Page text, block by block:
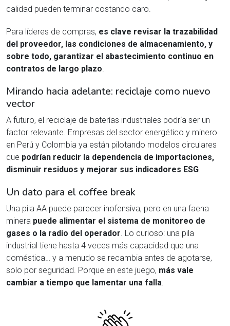
calidad pueden terminar costando caro.
Para líderes de compras, es clave revisar la trazabilidad
del proveedor, las condiciones de almacenamiento, y
sobre todo, garantizar el abastecimiento continuo en
contratos de largo plazo.
Mirando hacia adelante: reciclaje como nuevo
vector
A futuro, el reciclaje de baterías industriales podría ser un
factor relevante. Empresas del sector energético y minero
en Perú y Colombia ya están pilotando modelos circulares
que podrían reducir la dependencia de importaciones,
disminuir residuos y mejorar sus indicadores ESG.
Un dato para el coffee break
Una pila AA puede parecer inofensiva, pero en una faena
minera puede alimentar el sistema de monitoreo de
gases o la radio del operador. Lo curioso: una pila
industrial tiene hasta 4 veces más capacidad que una
doméstica… y a menudo se recambia antes de agotarse,
solo por seguridad. Porque en este juego, más vale
cambiar a tiempo que lamentar una falla.